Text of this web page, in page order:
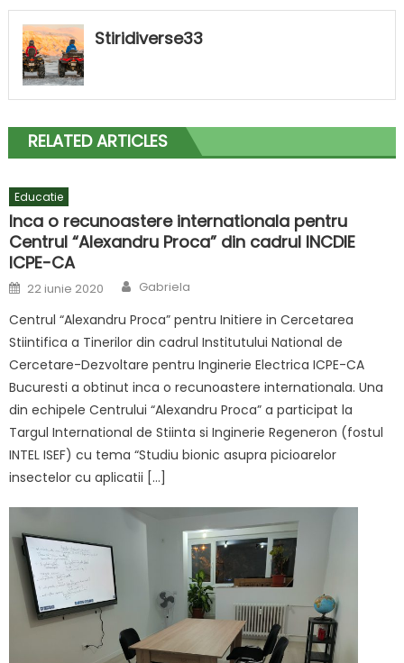
Stiridiverse33
RELATED ARTICLES
Educatie
Inca o recunoastere internationala pentru
Centrul “Alexandru Proca” din cadrul INCDIE
ICPE-CA
Posted
on
22 iunie 2020 Author
Gabriela
Centrul “Alexandru Proca” pentru Initiere in Cercetarea
Stiintifica a Tinerilor din cadrul Institutului National de
Cercetare-Dezvoltare pentru Inginerie Electrica ICPE-CA
Bucuresti a obtinut inca o recunoastere internationala. Una
din echipele Centrului “Alexandru Proca” a participat la
Targul International de Stiinta si Inginerie Regeneron (fostul
INTEL ISEF) cu tema “Studiu bionic asupra picioarelor
insectelor cu aplicatii […]